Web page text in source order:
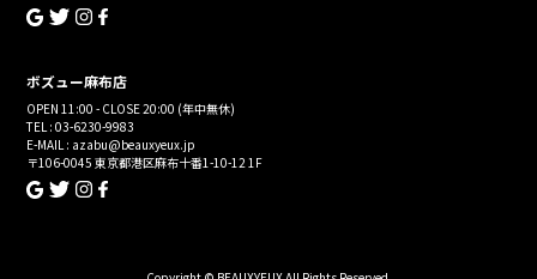
ボズュー麻布店
OPEN 11:00 - CLOSE 20:00 (年中無休)
TEL : 03-6230-9983
E-MAIL : azabu@beauxyeux.jp
〒106-0045 東京都港区麻布十番1-10-12 1F